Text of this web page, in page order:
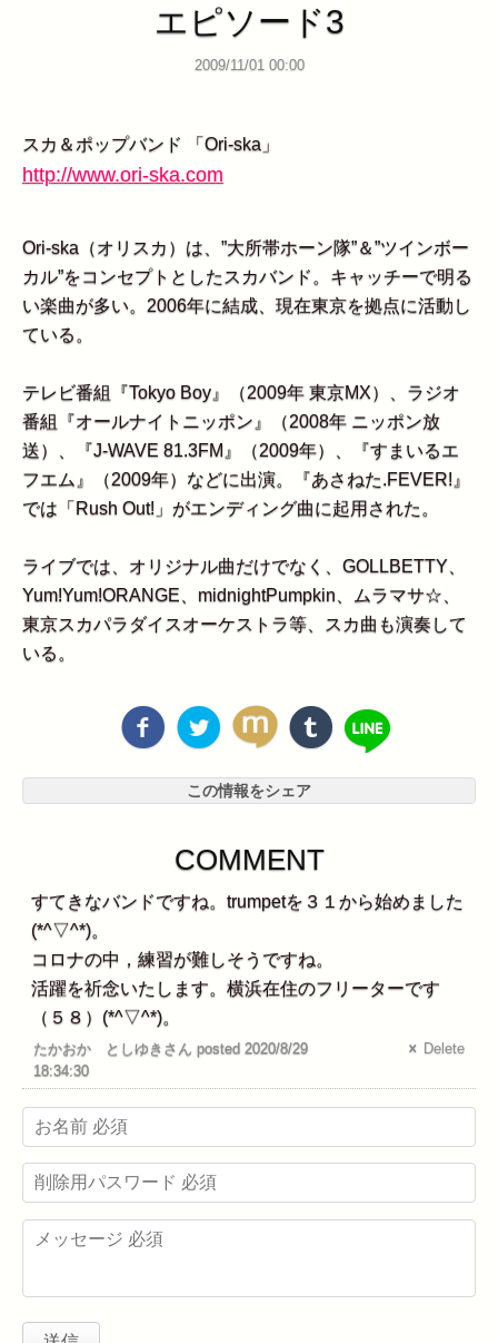
エピソード3
2009/11/01 00:00
スカ＆ポップバンド 「Ori-ska」
http://www.ori-ska.com
Ori-ska（オリスカ）は、”大所帯ホーン隊”＆”ツインボー
カル”をコンセプトとしたスカバンド。キャッチーで明る
い楽曲が多い。2006年に結成、現在東京を拠点に活動し
ている。
テレビ番組『Tokyo Boy』（2009年 東京MX）、ラジオ
番組『オールナイトニッポン』（2008年 ニッポン放
送）、『J-WAVE 81.3FM』（2009年）、『すまいるエ
フエム』（2009年）などに出演。『あさねた.FEVER!』
では「Rush Out!」がエンディング曲に起用された。
ライブでは、オリジナル曲だけでなく、GOLLBETTY、
Yum!Yum!ORANGE、midnightPumpkin、ムラマサ☆、
東京スカパラダイスオーケストラ等、スカ曲も演奏して
いる。
この情報をシェア
COMMENT
すてきなバンドですね。trumpetを３１から始めました
(*^▽^*)。
コロナの中，練習が難しそうですね。
活躍を祈念いたします。横浜在住のフリーターです
（５８）(*^▽^*)。
たかおか としゆきさん posted 2020/8/29
18:34:30
Delete